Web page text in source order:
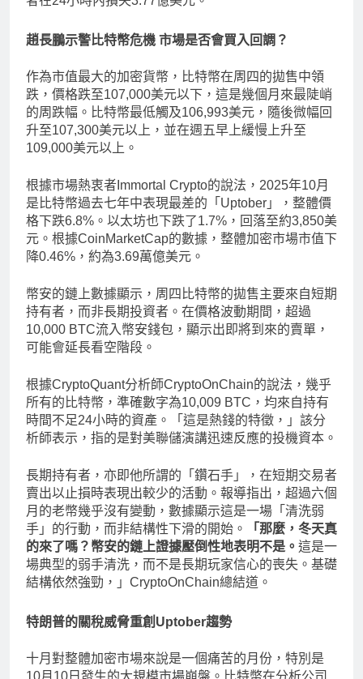
趙長鵬示警比特幣危機 市場是否會買入回調？
作為市值最大的加密貨幣，比特幣在周四的拋售中領
跌，價格跌至107,000美元以下，這是幾個月來最陡峭
的周跌幅。比特幣最低觸及106,993美元，隨後微幅回
升至107,300美元以上，並在週五早上緩慢上升至
109,000美元以上。
根據市場熱衷者Immortal Crypto的說法，2025年10月
是比特幣過去七年中表現最差的「Uptober」，整體價
格下跌6.8%。以太坊也下跌了1.7%，回落至約3,850美
元。根據CoinMarketCap的數據，整體加密市場市值下
降0.46%，約為3.69萬億美元。
幣安的鏈上數據顯示，周四比特幣的拋售主要來自短期
持有者，而非長期投資者。在價格波動期間，超過
10,000 BTC流入幣安錢包，顯示出即將到來的賣單，
可能會延長看空階段。
根據CryptoQuant分析師CryptoOnChain的說法，幾乎
所有的比特幣，準確數字為10,009 BTC，均來自持有
時間不足24小時的資產。「這是熱錢的特徵，」該分
析師表示，指的是對美聯儲演講迅速反應的投機資本。
長期持有者，亦即他所謂的「鑽石手」，在短期交易者
賣出以止損時表現出較少的活動。報導指出，超過六個
月的老幣幾乎沒有變動，數據顯示這是一場「清洗弱
手」的行動，而非結構性下滑的開始。
「那麼，冬天真
的來了嗎？幣安的鏈上證據壓倒性地表明不是。 這是一
場典型的弱手清洗，而不是長期玩家信心的喪失。基礎
結構依然強勁，」CryptoOnChain總結道。
特朗普的關稅威脅重創Uptober趨勢
十月對整體加密市場來說是一個痛苦的月份，特別是